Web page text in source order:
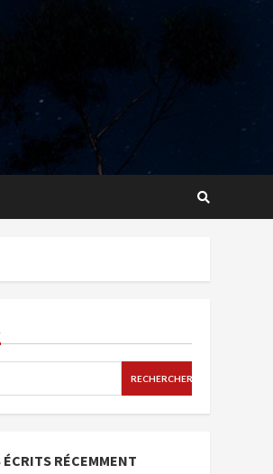
RECHERCHER
ÉCRITS RÉCEMMENT